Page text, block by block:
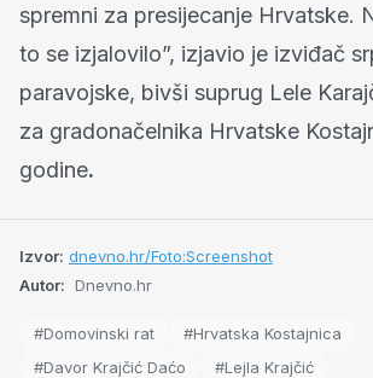
spremni za presijecanje Hrvatske.
to se izjalovilo”, izjavio je izviđač
paravojske, bivši suprug Lele
za gradonačelnika Hrvatske
godine.
Izvor: dnevno.hr/Foto:Screenshot
Autor: Dnevno.hr
#Domovinski rat
#Hrvatska Kostajnica
#Davor Krajčić Daćo
#Lejla Krajčić